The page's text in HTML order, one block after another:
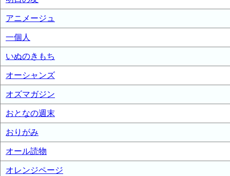
アニメージュ
一個人
いぬのきもち
オーシャンズ
オズマガジン
おとなの週末
おりがみ
オール読物
オレンジページ